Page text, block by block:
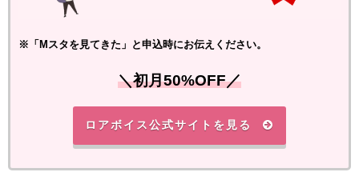
※「Mスタを見てきた」と申込時にお伝えください。
＼初月50%OFF／
ロアボイス公式サイトを見る